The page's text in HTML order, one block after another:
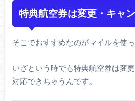
特典航空券は変更・キャ
そこでおすすめなのがマイルを使
いざという時でも特典航空券は変
対応できちゃうんです。